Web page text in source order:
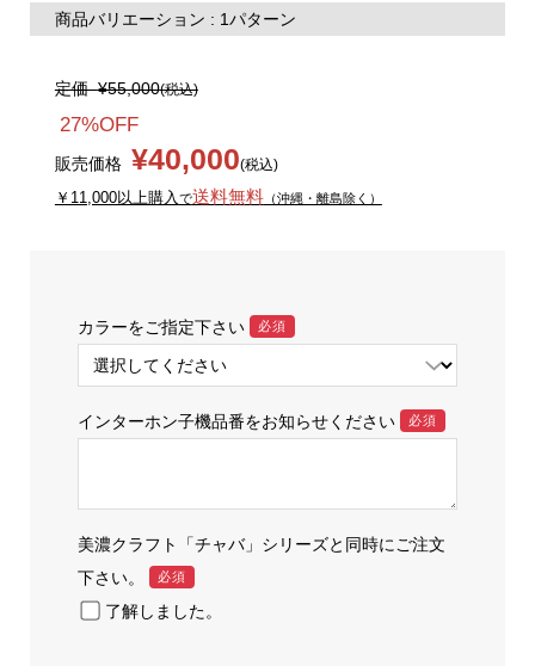
商品バリエーション : 1パターン
定価¥55,000(税込)
27%OFF
販売価格 ¥40,000(税込)
￥11,000以上購入 で送料無料（沖縄・離島除く）
カラーをご指定下さい 必須
インターホン子機品番をお知らせください 必須
美濃クラフト「チャバ」シリーズと同時にご注文
下さい。
必須
了解しました。